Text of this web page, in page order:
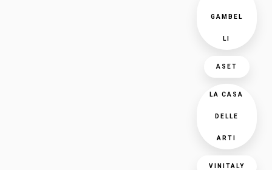
GAMBEL
LI
ASET
LA CASA
DELLE
ARTI
VINITALY